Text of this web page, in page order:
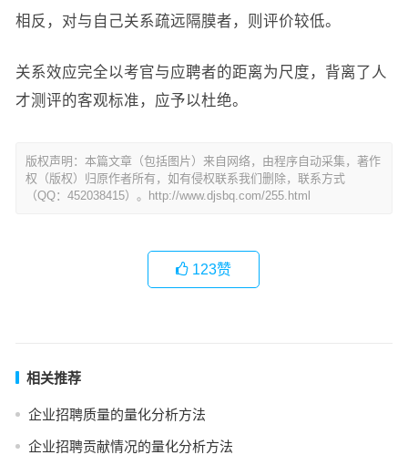
相反，对与自己关系疏远隔膜者，则评价较低。
关系效应完全以考官与应聘者的距离为尺度，背离了人
才测评的客观标准，应予以杜绝。
版权声明：本篇文章（包括图片）来自网络，由程序自动采集，著作
权（版权）归原作者所有，如有侵权联系我们删除，联系方式
（QQ：452038415）。http://www.djsbq.com/255.html
123赞
相关推荐
企业招聘质量的量化分析方法
企业招聘贡献情况的量化分析方法